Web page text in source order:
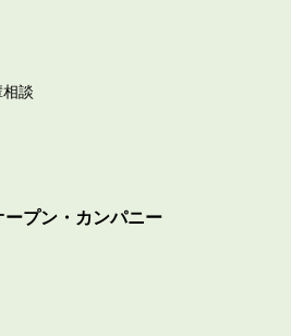
談
プン・カンパニー